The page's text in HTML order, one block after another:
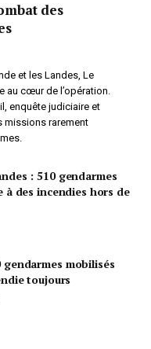
des
et les Landes, Le
au cœur de l’opération.
enquête judiciaire et
missions rarement
: 510 gendarmes
à des incendies hors de
gendarmes mobilisés
toujours